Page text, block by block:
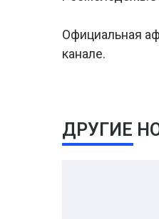
Официальная
канале.
ДРУГИЕ